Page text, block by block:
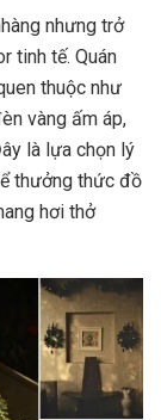
nhưng trở
tinh tế. Quán
thuộc như
vàng ấm áp,
là lựa chọn lý
thưởng thức đồ
hơi thở